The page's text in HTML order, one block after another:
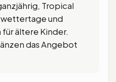
Tropical
und
ältere Kinder.
das Angebot